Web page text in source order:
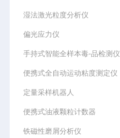
湿法激光粒度分析仪
偏光应力仪
手持式智能全样本毒-品检测仪
便携式全自动运动粘度测定仪
定量采样机器人
便携式油液颗粒计数器
铁磁性磨屑分析仪